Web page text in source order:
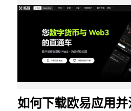
如何下载欧易应用